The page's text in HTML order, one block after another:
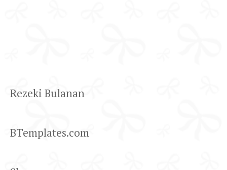
Rezeki Bulanan
BTemplates.com